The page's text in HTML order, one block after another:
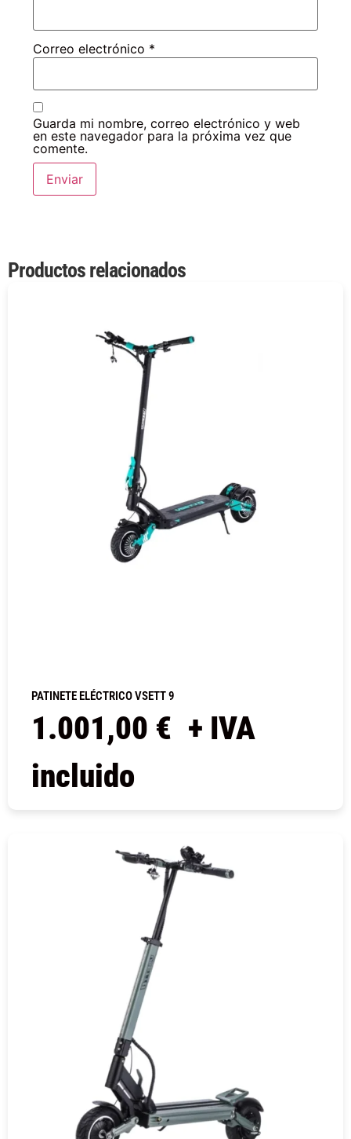
Correo electrónico *
Guarda mi nombre, correo electrónico y web
en este navegador para la próxima vez que
comente.
Productos relacionados
PATINETE ELÉCTRICO VSETT 9
1.001,00 € + IVA
incluido